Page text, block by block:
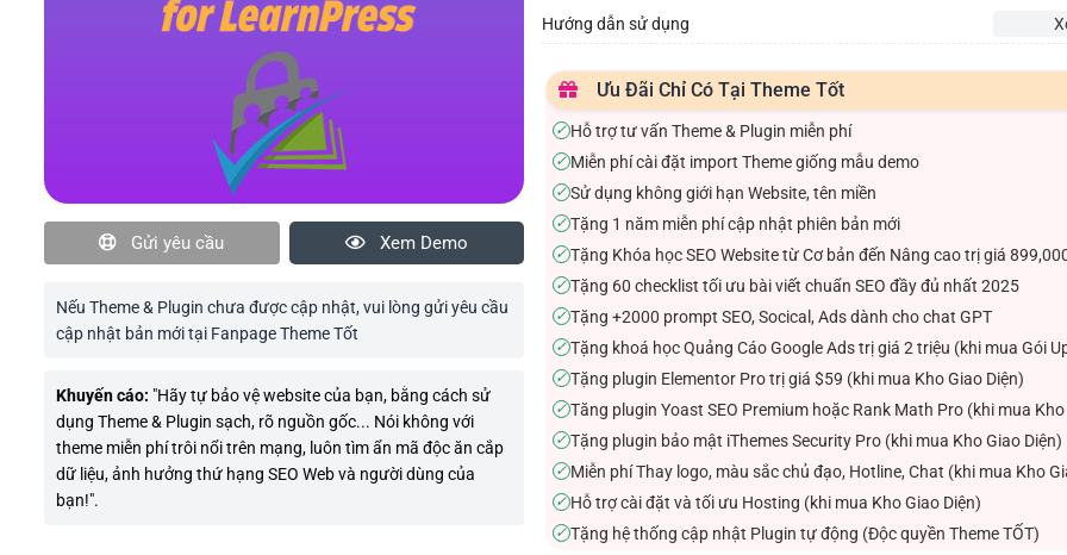
Gửi yêu cầu Xem Demo
Nếu Theme & Plugin chưa được cập nhật, vui lòng gửi yêu cầu
cập nhật bản mới tại Fanpage Theme Tốt
Khuyến cáo: "Hãy tự bảo vệ website của bạn, bằng cách sử
dụng Theme & Plugin sạch, rõ nguồn gốc... Nói không với
theme miễn phí trôi nổi trên mạng, luôn tìm ẩn mã độc ăn cắp
dữ liệu, ảnh hưởng thứ hạng SEO Web và người dùng của
bạn!".
Hướng dẫn sử dụng
Ưu Đãi Chỉ Có Tại Theme Tốt
✓Hỗ trợ tư vấn Theme & Plugin miễn phí
✓Miễn phí cài đặt import Theme giống mẫu demo
✓Sử dụng không giới hạn Website, tên miền
✓Tặng 1 năm miễn phí cập nhật phiên bản mới
✓Tặng Khóa học SEO Website từ Cơ bản đến Nâng cao trị giá
✓Tặng 60 checklist tối ưu bài viết chuẩn SEO đầy đủ nhất 2025
✓Tặng +2000 prompt SEO, Socical, Ads dành cho chat GPT
✓Tặng khoá học Quảng Cáo Google Ads trị giá 2 triệu (khi mua Gói
✓Tặng plugin Elementor Pro trị giá $59 (khi mua Kho Giao Diện)
✓Tăng plugin Yoast SEO Premium hoặc Rank Math Pro (khi mua Kho
✓Tặng plugin bảo mật iThemes Security Pro (khi mua Kho Giao Diện)
✓Miễn phí Thay logo, màu sắc chủ đạo, Hotline, Chat (khi mua Kho
✓Hỗ trợ cài đặt và tối ưu Hosting (khi mua Kho Giao Diện)
✓Tặng hệ thống cập nhật Plugin tự động (Độc quyền Theme TỐT)